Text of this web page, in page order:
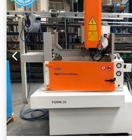
ochrona przed kolizjami (ICP) na
Maksymalne wymiary
x 400 mm Maksymalna waga
1500 kg Prędkość cięcia: 340
powierzchni: Ra 0,2 µm Dostępne
mm do 0,33 mm Wymiary całej
2240 mm Całkowita waga
otrzymaniu zamówienia zostanie
poddana remontowi generalnemu
kątem wszystkich funkcji. Dcodpfx
maszynę udzielamy 6-miesięcznej
przyjemnością zaoferujemy
maszyny.